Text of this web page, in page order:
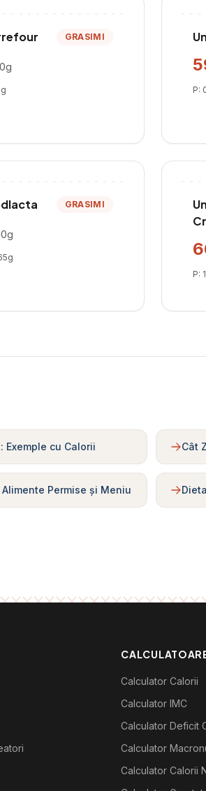
GRASIMI
g P:
GRASIMI
g
P:
Exemple cu Calorii Cât
Permise și Meniu
Calculator Calorii
Calculator IMC
Calculator Deficit
Calculator
Calculator Calorii